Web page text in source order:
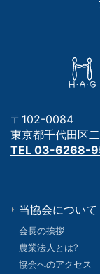
〒102-0084
東京都千代田区
TEL 03-6268-
当協会について
会長の挨拶
農業法人とは?
協会へのアクセス